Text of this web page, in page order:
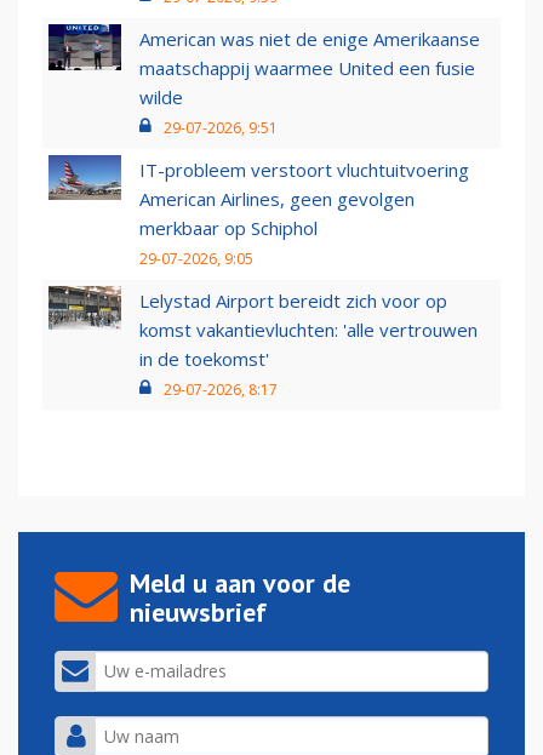
American was niet de enige Amerikaanse
maatschappij waarmee United een fusie
wilde
29-07-2026, 9:51
IT-probleem verstoort vluchtuitvoering
American Airlines, geen gevolgen
merkbaar op Schiphol
29-07-2026, 9:05
Lelystad Airport bereidt zich voor op
komst vakantievluchten: 'alle vertrouwen
in de toekomst'
29-07-2026, 8:17
Meld u aan voor de
nieuwsbrief